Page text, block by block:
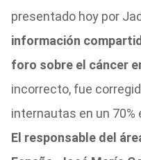
presentado hoy por
información
foro sobre el cáncer
incorrecto, fue
internautas en un 70%
El responsable del